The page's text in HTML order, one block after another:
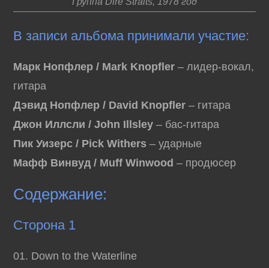
В записи альбома принимали участие:
Марк Нопфлер / Mark Knopfler – лидер-вокал,
гитара
Дэвид Нопфлер / David Knopfler – гитара
Джон Иллсли / John Illsley – бас-гитара
Пик Уизерс / Pick Withers – ударные
Мафф Винвуд / Muff Winwood – продюсер
Содержание:
Сторона 1
01. Down to the Waterline